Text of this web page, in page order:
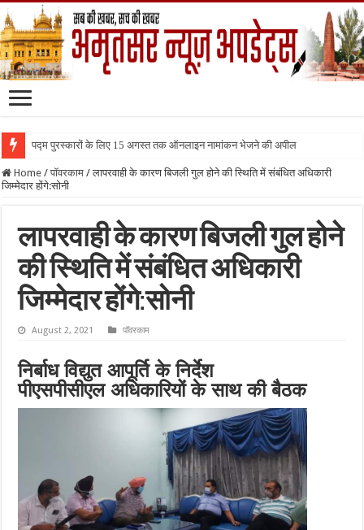
पद्म पुरस्कारों के लिए 15 अगस्त तक ऑनलाइन नामांकन भेजने की अपील
Home / पॉवरकाम / लापरवाही के कारण बिजली गुल होने की स्थिति में संबंधित अधिकारी
जिम्मेदार होंगे:सोनी
लापरवाही के कारण बिजली गुल होने
की स्थिति में संबंधित अधिकारी
जिम्मेदार होंगे:सोनी
August 2, 2021 पॉवरकाम
निर्बाध विद्युत आपूर्ति के निर्देश
पीएसपीसीएल अधिकारियों के साथ की बैठक